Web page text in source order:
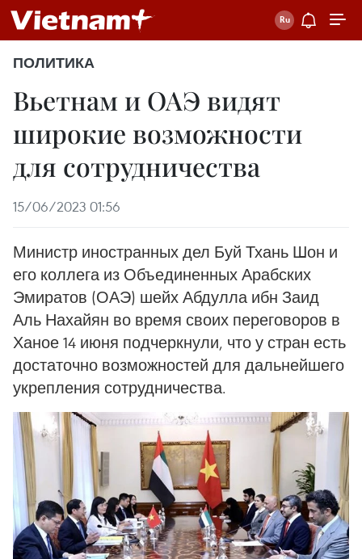
ПОЛИТИКА
Вьетнам и ОАЭ видят
широкие возможности
для сотрудничества
15/06/2023 01:56
Министр иностранных дел Буй Тхань Шон и
его коллега из Объединенных Арабских
Эмиратов (ОАЭ) шейх Абдулла ибн Заид
Аль Нахайян во время своих переговоров в
Ханое 14 июня подчеркнули, что у стран есть
достаточно возможностей для дальнейшего
укрепления сотрудничества.